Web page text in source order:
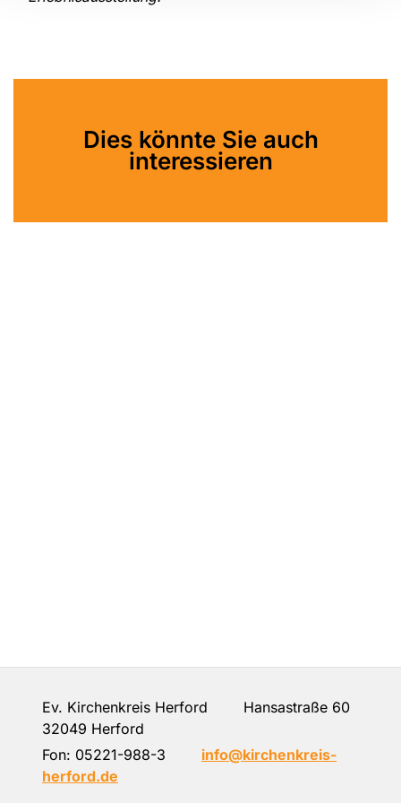
Dies könnte Sie auch
interessieren
Ev. Kirchenkreis Herford Hansastraße 60
32049 Herford
Fon: 05221-988-3
info@kirchenkreis-
herford.de